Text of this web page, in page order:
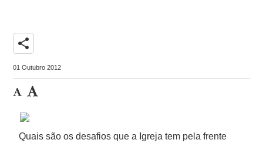
share
01 Outubro 2012
Quais são os desafios que a Igreja tem pela frente